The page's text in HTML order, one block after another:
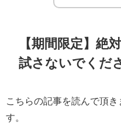
【期間限定】絶
試さないでくだ
こちらの記事を読んで頂
す。